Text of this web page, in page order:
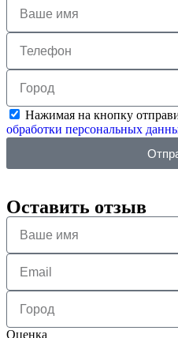
Нажимая на кнопку
обработки персональных
Оставить отзыв
Оценка